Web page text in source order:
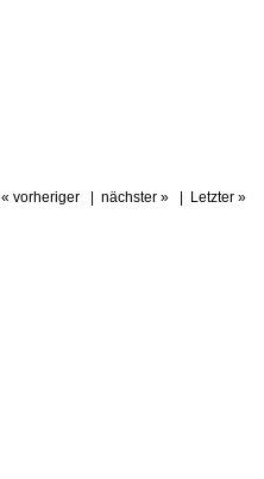
« vorheriger | nächster » | Letzter »